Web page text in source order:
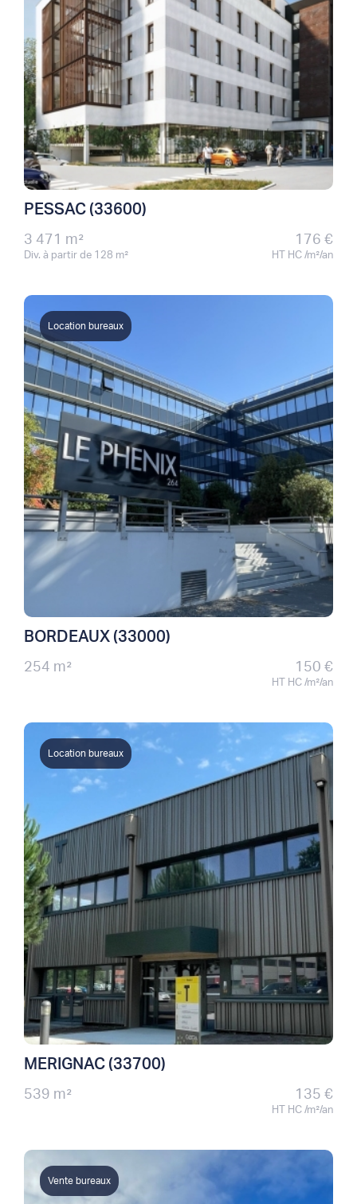
PESSAC (33600)
3 471 m²
Div. à partir de 128 m²
176 €
HT HC /m²/an
Location bureaux
BORDEAUX (33000)
254 m² 150 €
HT HC /m²/an
Location bureaux
MERIGNAC (33700)
539 m² 135 €
HT HC /m²/an
Vente bureaux